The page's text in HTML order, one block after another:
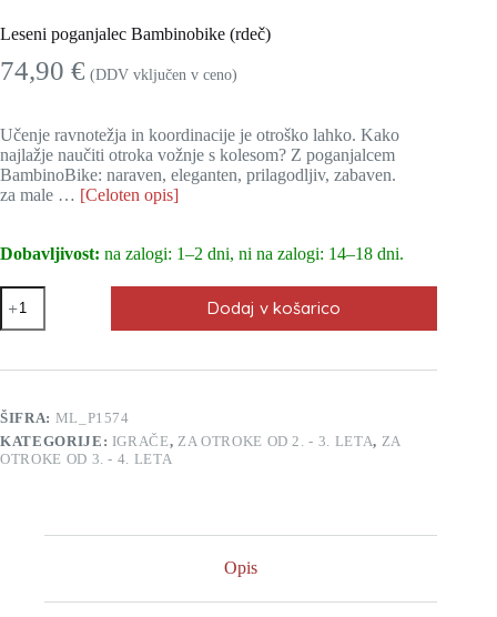
Leseni poganjalec Bambinobike (rdeč)
74,90 € (DDV vključen v ceno)
Učenje ravnotežja in koordinacije je otroško lahko. Kako
najlažje naučiti otroka vožnje s kolesom? Z poganjalcem
BambinoBike: naraven, eleganten, prilagodljiv, zabaven.
za male … [Celoten opis]
Dobavljivost: na zalogi: 1–2 dni, ni na zalogi: 14–18 dni.
Leseni
poganjalec
Bambinobike
količina
Dodaj v košarico
ŠIFRA: ML_P1574
KATEGORIJE: IGRAČE, ZA OTROKE OD 2. - 3. LETA, ZA
OTROKE OD 3. - 4. LETA
Opis